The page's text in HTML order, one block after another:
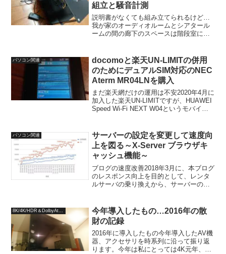
組立と騒音計測
説明書がなくても組み立てられるけど…
我が家のオーディオルームとシアタール
ームの間の廊下のスペースは階段室に
して使っているスペースがありますが、
屋根裏スペースで風が抜けに...
パソコン関連
docomoと楽天UN-LIMITの併用
のためにデュアルSIM対応のNEC
Aterm MR04LNを購入
まだ楽天網だけの運用は不安2020年4月に
加入した楽天UN-LIMITですが、HUAWEI
Speed Wi-Fi NEXT W04というモバイル
います。外出時の接続は...
パソコン関連
サーバーの設定を変更して速度向
上を図る～X-Server ブラウザキ
ャッシュ機能～
ブログの速度改善2018年3月に、本ブログ
のレスポンス向上を目的として、レンタ
ルサーバの乗り換えから、サーバーの設
改善を図りましたが、それぞれ一定の効
果は上がっ...
今年導入したもの…2016年の散
財の記録
2016年に導入したもの今年導入したAV機
器、アクセサリを時系列に沿って振り返
ります。今年は私にとっては4K元年、4K